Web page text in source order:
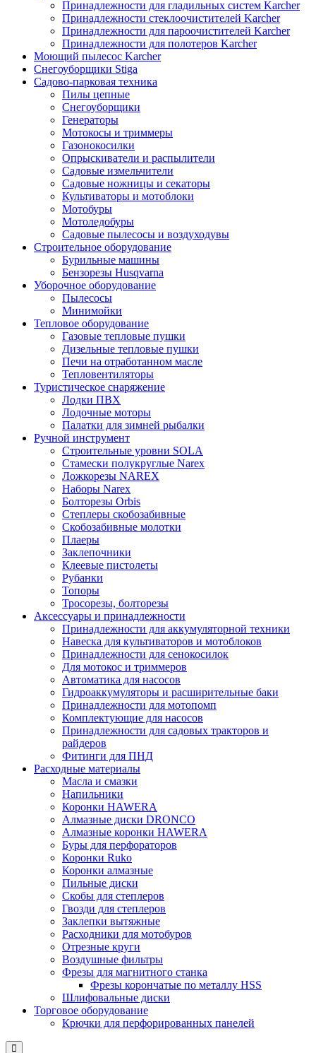
Принадлежности для гладильных систем Karcher
Принадлежности стеклоочистителей Karcher
Принадлежности для пароочистителей Karcher
Принадлежности для полотеров Karcher
Моющий пылесос Karcher
Снегоуборщики Stiga
Садово-парковая техника
Пилы цепные
Снегоуборщики
Генераторы
Мотокосы и триммеры
Газонокосилки
Опрыскиватели и распылители
Садовые измельчители
Садовые ножницы и секаторы
Культиваторы и мотоблоки
Мотобуры
Мотоледобуры
Садовые пылесосы и воздуходувы
Строительное оборудование
Бурильные машины
Бензорезы Husqvarna
Уборочное оборудование
Пылесосы
Минимойки
Тепловое оборудование
Газовые тепловые пушки
Дизельные тепловые пушки
Печи на отработанном масле
Тепловентиляторы
Туристическое снаряжение
Лодки ПВХ
Лодочные моторы
Палатки для зимней рыбалки
Ручной инструмент
Строительные уровни SOLA
Стамески полукруглые Narex
Ложкорезы NAREX
Наборы Narex
Болторезы Orbis
Степлеры скобозабивные
Скобозабивные молотки
Плаеры
Заклепочники
Клеевые пистолеты
Рубанки
Топоры
Тросорезы, болторезы
Аксессуары и принадлежности
Принадлежности для аккумуляторной техники
Навеска для культиваторов и мотоблоков
Принадлежности для сенокосилок
Для мотокос и триммеров
Автоматика для насосов
Гидроаккумуляторы и расширительные баки
Принадлежности для мотопомп
Комплектующие для насосов
Принадлежности для садовых тракторов и
райдеров
Фитинги для ПНД
Расходные материалы
Масла и смазки
Напильники
Коронки HAWERA
Алмазные диски DRONCO
Алмазные коронки HAWERA
Буры для перфораторов
Коронки Ruko
Коронки алмазные
Пильные диски
Скобы для степлеров
Гвозди для степлеров
Заклепки вытяжные
Расходники для мотобуров
Отрезные круги
Воздушные фильтры
Фрезы для магнитного станка
Фрезы корончатые по металлу HSS
Шлифовальные диски
Торговое оборудование
Крючки для перфорированных панелей